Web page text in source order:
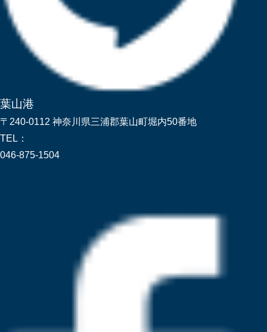
葉山港
〒240-0112 神奈川県三浦郡葉山町堀内50番地
TEL：
046-875-1504